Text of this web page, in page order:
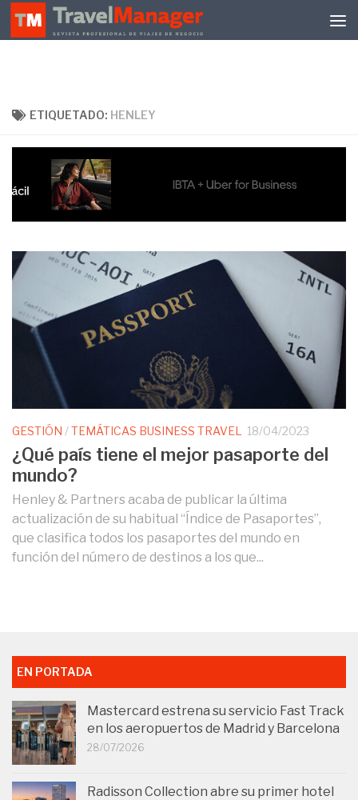
Debajo del contenido
ETIQUETADO: HENLEY
GESTIÓN /TEMÁTICAS BUSINESS TRAVEL 18/04/2023
¿Qué país tiene el mejor pasaporte del
mundo?
Henley & Partners acaba de publicar la última
actualización de su habitual “Índice de Pasaportes”,
que clasifica todos los pasaportes del mundo en
función del número de destinos a los que...
EN PORTADA
Mastercard estrena su servicio Fast Track
en los aeropuertos de Madrid y Barcelona
28/07/2026
Radisson Collection abre su primer hotel